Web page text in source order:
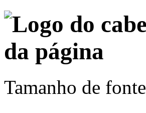
Tamanho de fonte